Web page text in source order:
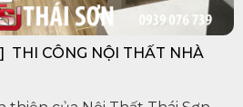
THI CÔNG NỘI THẤT NHÀ